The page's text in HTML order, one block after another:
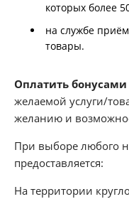
которых более
на службе
товары.
Оплатить бонусами
желаемой услуги/
желанию и
При выборе любого
предоставляется:
На территории